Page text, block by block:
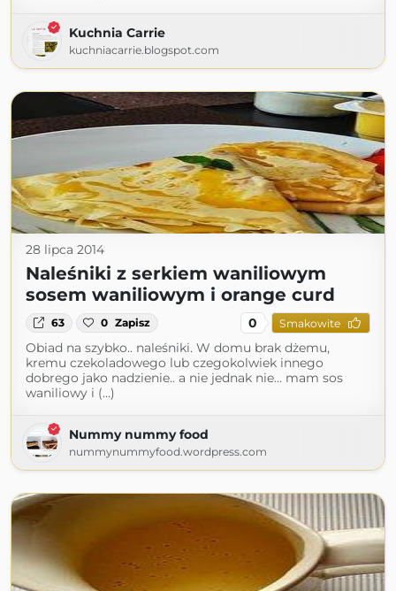
Kuchnia Carrie
kuchniacarrie.blogspot.com
28 lipca 2014
Naleśniki z serkiem waniliowym
sosem waniliowym i orange curd
63 0 Zapisz 0 Smakowite
Obiad na szybko.. naleśniki. W domu brak dżemu,
kremu czekoladowego lub czegokolwiek innego
dobrego jako nadzienie.. a nie jednak nie… mam sos
waniliowy i (...)
Nummy nummy food
nummynummyfood.wordpress.com